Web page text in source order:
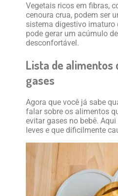
Vegetais ricos em fibras,
cenoura crua, podem ser
sistema digestivo imaturo
pode gerar um acúmulo
desconfortável.
Lista de alimentos
gases
Agora que você já sabe
falar sobre os alimentos
evitar gases no bebê.
leves e que dificilmente